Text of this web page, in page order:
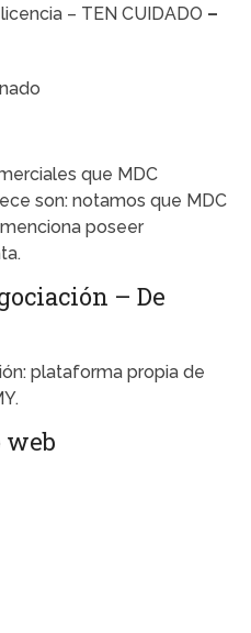
– TEN CUIDADO –
que MDC
son: notamos que MDC
poseer
– De
plataforma propia de
web